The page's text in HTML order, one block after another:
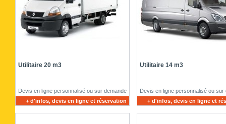
Utilitaire 20 m3
Devis en ligne personnalisé ou sur demande
+ d'infos, devis en ligne et réservation
Utilitaire 14 m3
Devis en ligne personnalisé ou sur
+ d'infos, devis en ligne et